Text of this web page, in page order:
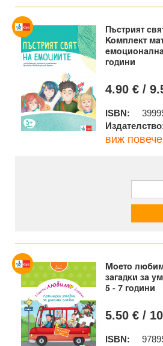
Пъстрият
Комплект
емоционална
години
4.90 € /
ISBN:
виж повече
Моето
загадки за
5 - 7 години
5.50 € /
ISBN: